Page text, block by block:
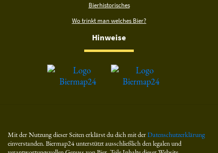
Bierhistorisches
Wo trinkt man welches Bier?
Hinweise
Mit der Nutzung dieser Seiten erklärst du dich mit derDatenschutzerklärung
einverstanden. Biermap24 unterstützt ausschließlich den legalen und